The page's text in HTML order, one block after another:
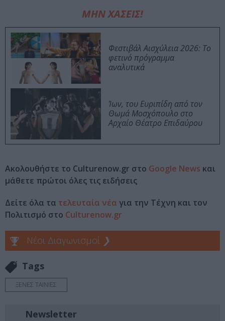
ΜΗΝ ΧΑΣΕΙΣ!
Φεστιβάλ Αισχύλεια 2026: Το
φετινό πρόγραμμα
αναλυτικά
Ίων, του Ευριπίδη από τον
Θωμά Μοσχόπουλο στο
Αρχαίο Θέατρο Επιδαύρου
Ακολουθήστε το Culturenow.gr στο Google News και
μάθετε πρώτοι όλες τις ειδήσεις
Δείτε όλα τα τελευταία νέα για την Τέχνη και τον
Πολιτισμό στο Culturenow.gr
Νέοι Διαγωνισμοί ❯
Tags
ΞΕΝΕΣ ΤΑΙΝΙΕΣ
Newsletter